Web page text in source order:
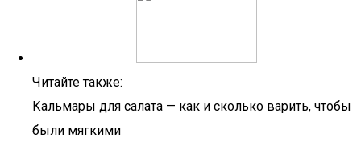
Читайте также:
Кальмары для салата — как и сколько варить, чтобы
были мягкими